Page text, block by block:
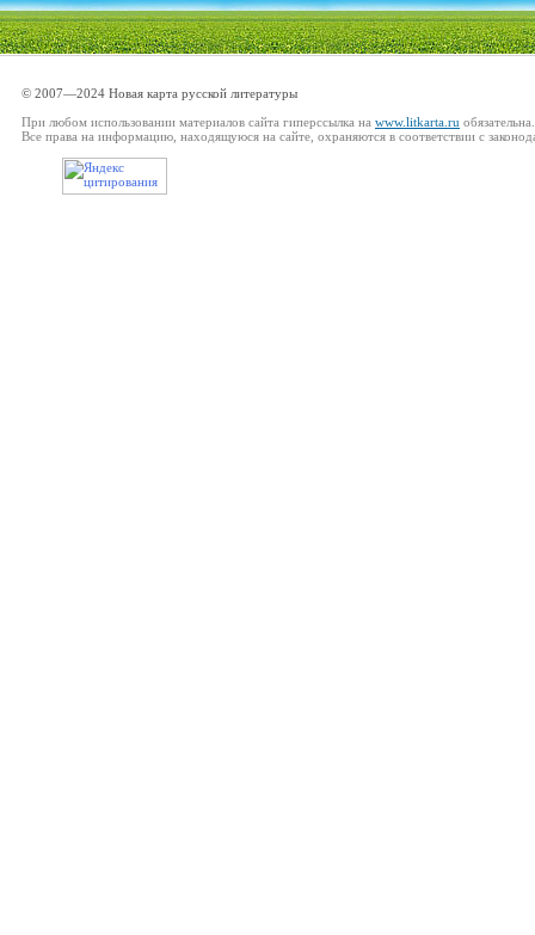
© 2007—2024 Новая карта русской литературы
При любом использовании материалов сайта гиперссылка на www.litkarta.ru обязательна.
Все права на информацию, находящуюся на сайте, охраняются в соответствии с